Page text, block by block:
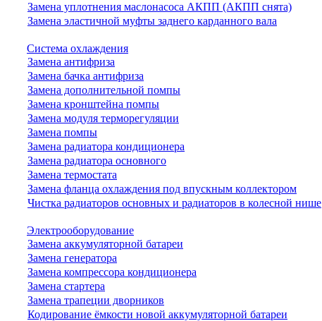
Замена уплотнения маслонасоса АКПП (АКПП снята)
Замена эластичной муфты заднего карданного вала
Система охлаждения
Замена антифриза
Замена бачка антифриза
Замена дополнительной помпы
Замена кронштейна помпы
Замена модуля терморегуляции
Замена помпы
Замена радиатора кондиционера
Замена радиатора основного
Замена термостата
Замена фланца охлаждения под впускным коллектором
Чистка радиаторов основных и радиаторов в колесной нише
Электрооборудование
Замена аккумуляторной батареи
Замена генератора
Замена компрессора кондиционера
Замена стартера
Замена трапеции дворников
Кодирование ёмкости новой аккумуляторной батареи